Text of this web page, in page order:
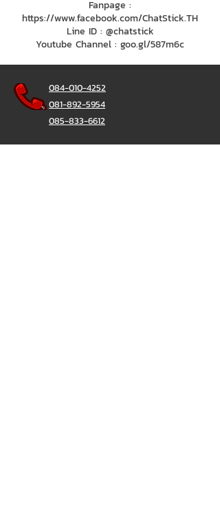
Fanpage :
https://www.facebook.com/ChatStick.TH
Line ID : @chatstick
Youtube Channel : goo.gl/587m6c
084-010-4252
081-892-5954
085-833-6612